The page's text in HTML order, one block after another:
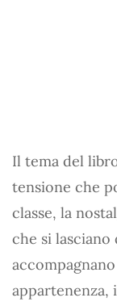
Il tema del
tensione che
classe, la
che si
appartenenza,